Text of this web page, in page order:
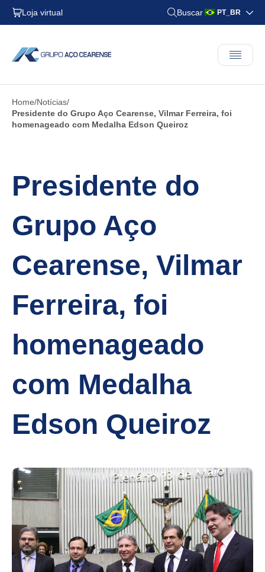
Loja virtual Buscar PT_BR
Home Notícias
Presidente do Grupo Aço Cearense, Vilmar Ferreira, foi
homenageado com Medalha Edson Queiroz
Presidente do
Grupo Aço
Cearense, Vilmar
Ferreira, foi
homenageado
com Medalha
Edson Queiroz